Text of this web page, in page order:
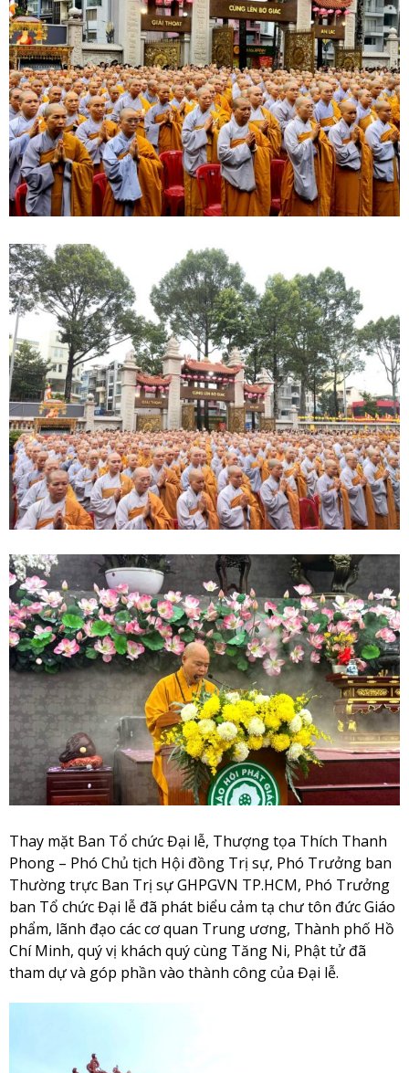
Thay mặt Ban Tổ chức Đại lễ, Thượng tọa Thích Thanh
Phong – Phó Chủ tịch Hội đồng Trị sự, Phó Trưởng ban
Thường trực Ban Trị sự GHPGVN TP.HCM, Phó Trưởng
ban Tổ chức Đại lễ đã phát biểu cảm tạ chư tôn đức Giáo
phẩm, lãnh đạo các cơ quan Trung ương, Thành phố Hồ
Chí Minh, quý vị khách quý cùng Tăng Ni, Phật tử đã
tham dự và góp phần vào thành công của Đại lễ.